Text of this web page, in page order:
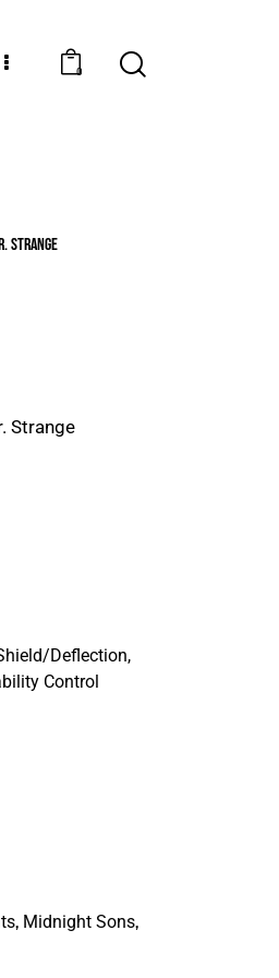
0
Strange
Strange
Deflection,
Control
, Midnight Sons,